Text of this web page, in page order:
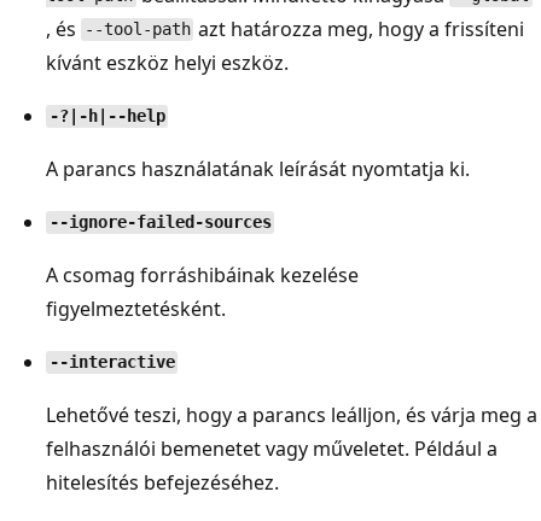
, és --tool-path azt határozza meg, hogy a frissíteni
kívánt eszköz helyi eszköz.
-?|-h|--help
A parancs használatának leírását nyomtatja ki.
--ignore-failed-sources
A csomag forráshibáinak kezelése
figyelmeztetésként.
--interactive
Lehetővé teszi, hogy a parancs leálljon, és várja meg a
felhasználói bemenetet vagy műveletet. Például a
hitelesítés befejezéséhez.